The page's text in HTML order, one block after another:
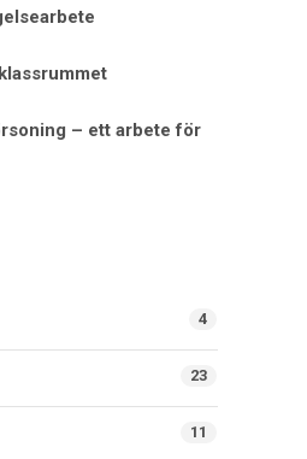
– ett arbete för
4
23
11